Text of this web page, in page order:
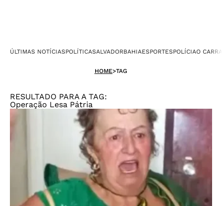
ÚLTIMAS NOTÍCIASPOLÍTICASALVADORBAHIAESPORTESPOLÍCIAO
HOME>TAG
RESULTADO PARA A TAG:
Operação Lesa Pátria